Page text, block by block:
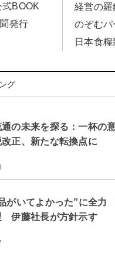
BOOK
発行
経営の
のぞむパ
日本食
グ
の未来を探る：一杯の
正、新たな転換点に
がいてよかった”に全
伊藤社長が方針示す